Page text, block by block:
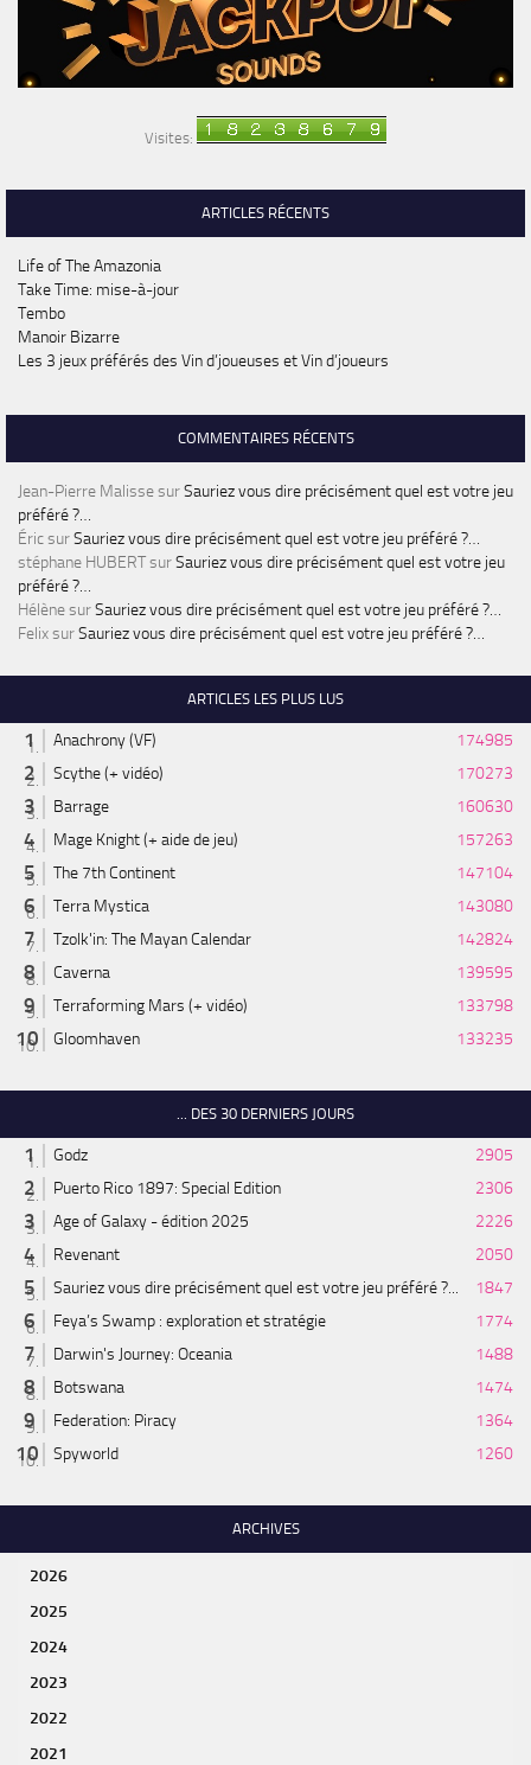
Visites:
ARTICLES RÉCENTS
Life of The Amazonia
Take Time: mise-à-jour
Tembo
Manoir Bizarre
Les 3 jeux préférés des Vin d’joueuses et Vin d’joueurs
COMMENTAIRES RÉCENTS
Jean-Pierre MalissesurSauriez vous dire précisément quel est votre jeu
préféré ?…
ÉricsurSauriez vous dire précisément quel est votre jeu préféré ?…
stéphane HUBERTsurSauriez vous dire précisément quel est votre jeu
préféré ?…
HélènesurSauriez vous dire précisément quel est votre jeu préféré ?…
FelixsurSauriez vous dire précisément quel est votre jeu préféré ?…
ARTICLES LES PLUS LUS
Anachrony (VF)
174985
Scythe (+ vidéo)
170273
Barrage
160630
Mage Knight (+ aide de jeu)
157263
The 7th Continent
147104
Terra Mystica
143080
Tzolk'in: The Mayan Calendar
142824
Caverna
139595
Terraforming Mars (+ vidéo)
133798
Gloomhaven
133235
... DES 30 DERNIERS JOURS
Godz
2905
Puerto Rico 1897: Special Edition
2306
Age of Galaxy - édition 2025
2226
Revenant
2050
Sauriez vous dire précisément quel est votre jeu préféré ?...
1847
Feya’s Swamp : exploration et stratégie
1774
Darwin's Journey: Oceania
1488
Botswana
1474
Federation: Piracy
1364
Spyworld
1260
ARCHIVES
2026
2025
2024
2023
2022
2021